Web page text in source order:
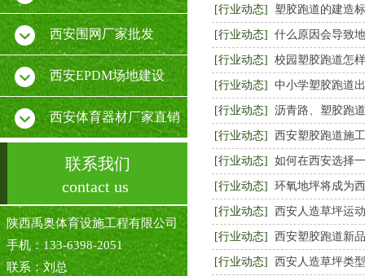
[行业动态] 塑胶跑道的建造
[行业动态] 什么原因会导致
[行业动态] 校园塑胶跑道怎
[行业动态] 中小学塑胶跑道
[行业动态] 沥青路、塑胶跑
[行业动态] 西安塑胶跑道施
[行业动态] 如何在西安选择
[行业动态] 环氧地坪将成为
[行业动态] 西安人造草坪运
[行业动态] 西安塑胶跑道新
[行业动态] 西安人造草坪类型
西安围网厂家批发
西安EPDM场地建设
西安体育器材厂家直销
联系我们
contact us
陕西禹奥体育设施工程有限公司
手机：133-6398-2051
联系：刘总